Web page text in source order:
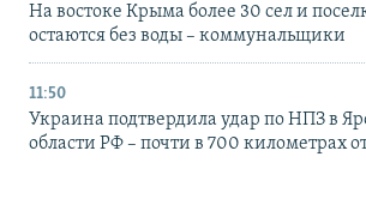
На востоке Крыма более 30 сел и
остаются без воды – коммунальщики
11:50
Украина подтвердила удар по НПЗ в
области РФ – почти в 700 километрах